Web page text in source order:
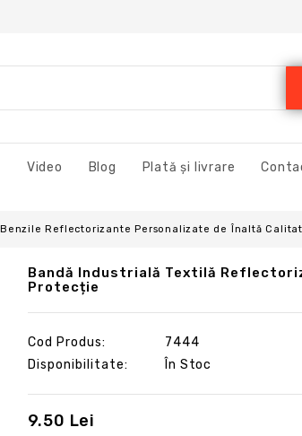
Video Blog Plată și livrare
Benzile Reflectorizante Personalizate de Înaltă
Bandă Industrială Textilă
Protecție
Cod Produs:
7444
Disponibilitate:
În Stoc
9.50 Lei